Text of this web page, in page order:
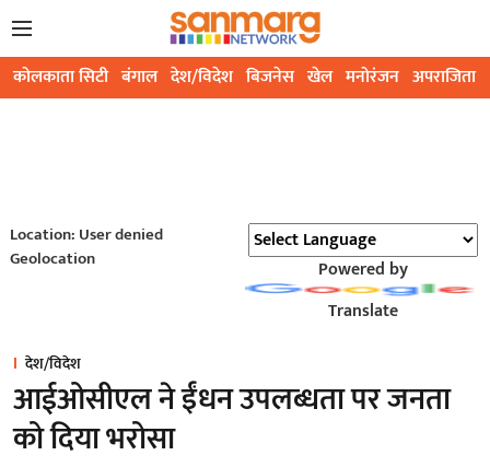
कोलकाता सिटी बंगाल देश/विदेश बिजनेस खेल मनोरंजन अपराजिता
Location: User denied
Geolocation
Powered by
Translate
देश/विदेश
आईओसीएल ने ईंधन उपलब्धता पर जनता
को दिया भरोसा